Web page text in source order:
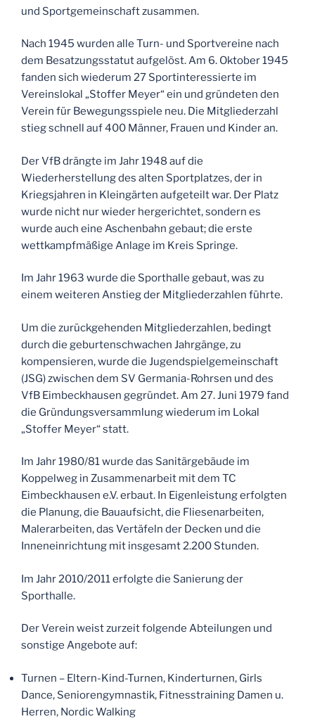
und Sportgemeinschaft zusammen.
Nach 1945 wurden alle Turn- und Sportvereine nach
dem Besatzungsstatut aufgelöst. Am 6. Oktober 1945
fanden sich wiederum 27 Sportinteressierte im
Vereinslokal „Stoffer Meyer“ ein und gründeten den
Verein für Bewegungsspiele neu. Die Mitgliederzahl
stieg schnell auf 400 Männer, Frauen und Kinder an.
Der VfB drängte im Jahr 1948 auf die
Wiederherstellung des alten Sportplatzes, der in
Kriegsjahren in Kleingärten aufgeteilt war. Der Platz
wurde nicht nur wieder hergerichtet, sondern es
wurde auch eine Aschenbahn gebaut; die erste
wettkampfmäßige Anlage im Kreis Springe.
Im Jahr 1963 wurde die Sporthalle gebaut, was zu
einem weiteren Anstieg der Mitgliederzahlen führte.
Um die zurückgehenden Mitgliederzahlen, bedingt
durch die geburtenschwachen Jahrgänge, zu
kompensieren, wurde die Jugendspielgemeinschaft
(JSG) zwischen dem SV Germania-Rohrsen und des
VfB Eimbeckhausen gegründet. Am 27. Juni 1979 fand
die Gründungsversammlung wiederum im Lokal
„Stoffer Meyer“ statt.
Im Jahr 1980/81 wurde das Sanitärgebäude im
Koppelweg in Zusammenarbeit mit dem TC
Eimbeckhausen e.V. erbaut. In Eigenleistung erfolgten
die Planung, die Bauaufsicht, die Fliesenarbeiten,
Malerarbeiten, das Vertäfeln der Decken und die
Inneneinrichtung mit insgesamt 2.200 Stunden.
Im Jahr 2010/2011 erfolgte die Sanierung der
Sporthalle.
Der Verein weist zurzeit folgende Abteilungen und
sonstige Angebote auf:
Turnen – Eltern-Kind-Turnen, Kinderturnen, Girls
Dance, Seniorengymnastik, Fitnesstraining Damen u.
Herren, Nordic Walking